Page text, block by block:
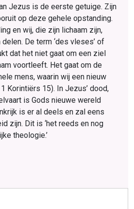
Jezus is de eerste getuige. Zijn
op deze gehele opstanding.
en wij, die zijn lichaam zijn,
De term ‘des vleses’ of
dat het niet gaat om een ziel
voortleeft. Het gaat om de
mens, waarin wij een nieuw
Korintiërs 15). In Jezus’ dood,
is Gods nieuwe wereld
is er al deels en zal eens
zijn. Dit is ‘het reeds en nog
theologie.’